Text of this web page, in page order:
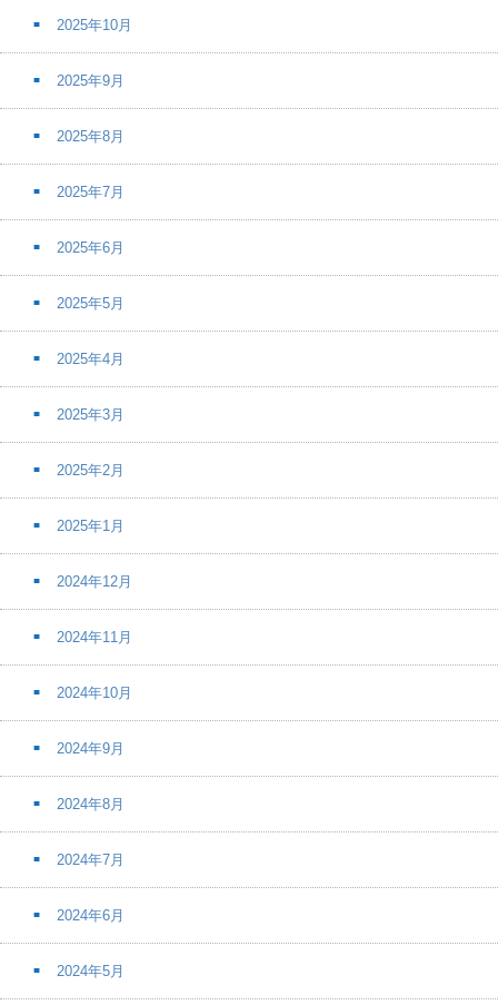
2025年10月
2025年9月
2025年8月
2025年7月
2025年6月
2025年5月
2025年4月
2025年3月
2025年2月
2025年1月
2024年12月
2024年11月
2024年10月
2024年9月
2024年8月
2024年7月
2024年6月
2024年5月